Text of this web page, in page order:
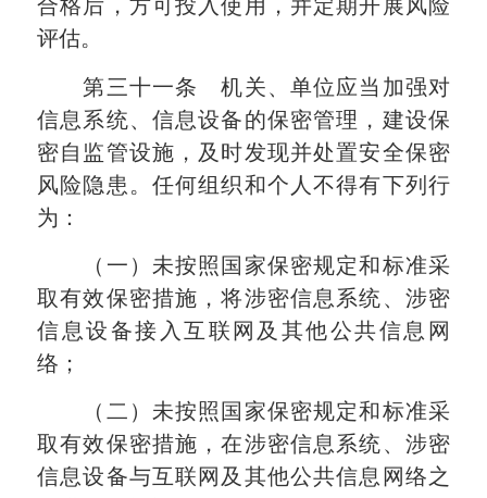
合格后，方可投入使用，并定期开展风险
评估。
第三十一条 机关、单位应当加强对
信息系统、信息设备的保密管理，建设保
密自监管设施，及时发现并处置安全保密
风险隐患。任何组织和个人不得有下列行
为：
（一）未按照国家保密规定和标准采
取有效保密措施，将涉密信息系统、涉密
信息设备接入互联网及其他公共信息网
络；
（二）未按照国家保密规定和标准采
取有效保密措施，在涉密信息系统、涉密
信息设备与互联网及其他公共信息网络之